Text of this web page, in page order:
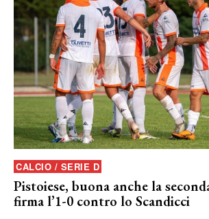
CALCIO / SERIE D
Pistoiese, buona anche la
firma l’1-0 contro lo Scandicci